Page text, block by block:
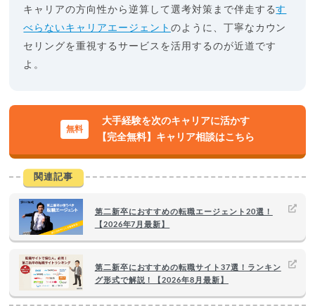
キャリアの方向性から逆算して選考対策まで伴走するす
べらないキャリアエージェント のように、丁寧なカウン
セリングを重視するサービスを活用するのが近道です
よ。
大手経験を次のキャリアに活かす
【完全無料】キャリア相談はこちら
関連記事
第二新卒におすすめの転職エージェント20選！
【2026年7月最新】
第二新卒におすすめの転職サイト37選！ランキン
グ形式で解説！【2026年8月最新】